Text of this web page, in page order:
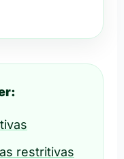
restritivas